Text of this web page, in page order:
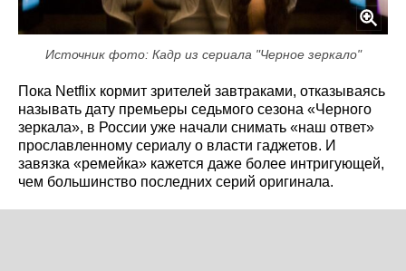
Источник фото: Кадр из сериала "Черное зеркало"
Пока Netflix кормит зрителей завтраками, отказываясь
называть дату премьеры седьмого сезона «Черного
зеркала», в России уже начали снимать «наш ответ»
прославленному сериалу о власти гаджетов. И
завязка «ремейка» кажется даже более интригующей,
чем большинство последних серий оригинала.